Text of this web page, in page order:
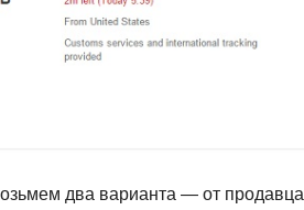
два варианта — от продавца